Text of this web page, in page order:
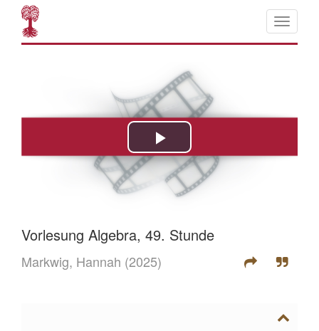
Vorlesung Algebra, 49. Stunde
Markwig, Hannah (2025)